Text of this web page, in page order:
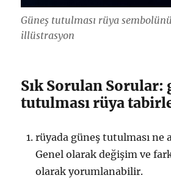
Güneş tutulması rüya
illüstrasyon
Sık Sorulan Sorular:
tutulması rüya
rüyada güneş tutulması ne
Genel olarak değişim ve
olarak yorumlanabilir.